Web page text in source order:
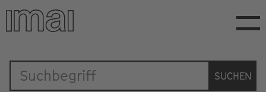
Direkt
zum
Inhalt
Katalog
SUCHEN